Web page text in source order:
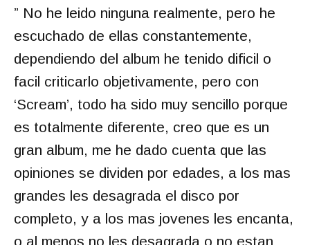
” No he leido ninguna realmente, pero he
escuchado de ellas constantemente,
dependiendo del album he tenido dificil o
facil criticarlo objetivamente, pero con
‘Scream’, todo ha sido muy sencillo porque
es totalmente diferente, creo que es un
gran album, me he dado cuenta que las
opiniones se dividen por edades, a los mas
grandes les desagrada el disco por
completo, y a los mas jovenes les encanta,
o al menos no les desagrada o no estan